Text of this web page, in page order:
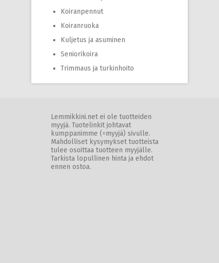
Koiranpennut
Koiranruoka
Kuljetus ja asuminen
Seniorikoira
Trimmaus ja turkinhoito
Lemmikkini.net ei ole tuotteiden
myyjä. Tuotelinkit johtavat
kumppanimme (=myyjä) sivulle.
Mahdolliset kysymykset tuotteista
tulee osoittaa tuotteen myyjälle.
Tarkista lopullinen hinta ja ehdot
ennen ostoa.